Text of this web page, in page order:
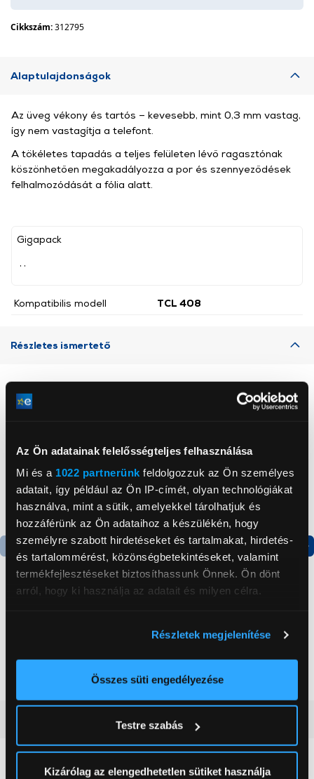
Az Ön adatainak felelősségteljes felhasználása
Mi és a 1022 partnerünk feldolgozzuk az Ön személyes
adatait, így például az Ön IP-címét, olyan technológiákat
használva, mint a sütik, amelyekkel tárolhatjuk és
hozzáférünk az Ön adataihoz a készülékén, hogy
személyre szabott hirdetéseket és tartalmakat, hirdetés-
és tartalommérést, közönségbetekintéseket, valamint
termékfejlesztéseket biztosíthassunk Önnek. Ön dönt
arról, hogy ki használja az adatait és milyen célra.
elhelyezkedéséről pár méteres pontossággal
Az Ön készülékén beazonosítása annak konkrét
módjairól és adja meg preferenciáit aRészletek
pontban. Bármikor módosíthatja vagy visszavonhatja a
Sütinyilatkozathoz való hozzájárulását.
Részletek megjelenítése
Összes süti engedélyezése
Testre szabás
Kizárólag az elengedhetetlen sütiket használja
Cikkszám:312795
Alaptulajdonságok
Gigapack
Kompatibilis modell TCL 408
Az üveg vékony és tartós – kevesebb, mint 0,3 mm vastag,
így nem vastagítja a telefont.
A tökéletes tapadás a teljes felületen lévő ragasztónak
köszönhetően megakadályozza a por és szennyeződések
felhalmozódását a fólia alatt.
Részletes ismertető
Termék adatlap
199 999 Ft
Termék adatlap
Alulfagyasztós
kombinált hűtőszekrény
179 999 Ft
(0)
0